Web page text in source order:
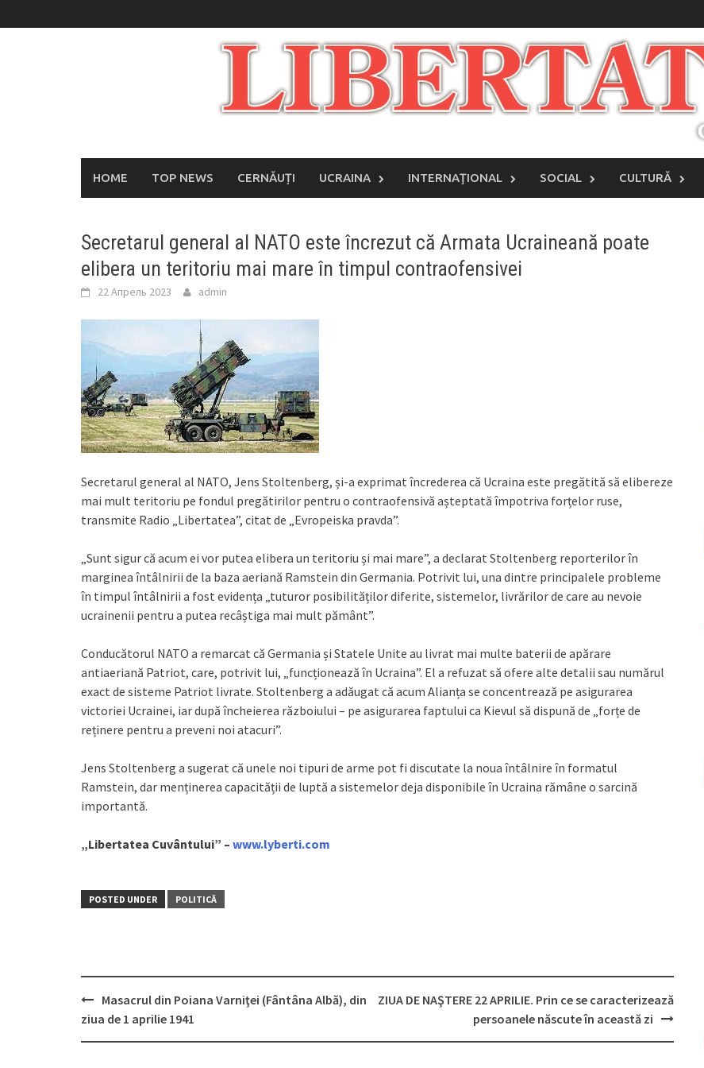
to
HOME TOP NEWS CERNĂUȚI UCRAINA INTERNAŢIONAL SOCIAL CULTURĂ
Secretarul general al NATO este încrezut că Armata Ucraineană poate
elibera un teritoriu mai mare în timpul contraofensivei
22 Апрель 2023 admin
Secretarul general al NATO, Jens Stoltenberg, și-a exprimat încrederea că Ucraina este pregătită să elibereze
mai mult teritoriu pe fondul pregătirilor pentru o contraofensivă așteptată împotriva forțelor ruse,
transmite Radio „Libertatea”, citat de „Evropeiska pravda”.
„Sunt sigur că acum ei vor putea elibera un teritoriu și mai mare”, a declarat Stoltenberg reporterilor în
marginea întâlnirii de la baza aeriană Ramstein din Germania. Potrivit lui, una dintre principalele probleme
în timpul întâlnirii a fost evidența „tuturor posibilităților diferite, sistemelor, livrărilor de care au nevoie
ucrainenii pentru a putea recâștiga mai mult pământ”.
Conducătorul NATO a remarcat că Germania și Statele Unite au livrat mai multe baterii de apărare
antiaeriană Patriot, care, potrivit lui, „funcționează în Ucraina”. El a refuzat să ofere alte detalii sau numărul
exact de sisteme Patriot livrate. Stoltenberg a adăugat că acum Alianța se concentrează pe asigurarea
victoriei Ucrainei, iar după încheierea războiului – pe asigurarea faptului ca Kievul să dispună de „forțe de
reținere pentru a preveni noi atacuri”.
Jens Stoltenberg a sugerat că unele noi tipuri de arme pot fi discutate la noua întâlnire în formatul
Ramstein, dar menținerea capacității de luptă a sistemelor deja disponibile în Ucraina rămâne o sarcină
importantă.
„Libertatea Cuvântului” – www.lyberti.com
POSTED UNDER POLITICĂ
Post
navigation
Masacrul din Poiana Varniţei (Fântâna Albă), din
ziua de 1 aprilie 1941
ZIUA DE NAŞTERE 22 APRILIE. Prin ce se caracterizează
persoanele născute în această zi